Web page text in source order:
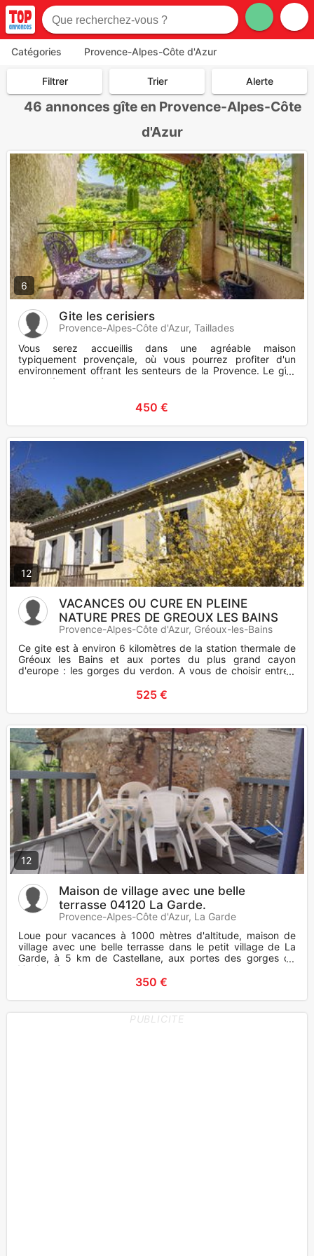
Catégories Provence-Alpes-Côte d'Azur
Filtrer Trier Alerte
46 annonces gîte en Provence-Alpes-Côte
d'Azur
6
Gite les cerisiers
Provence-Alpes-Côte d'Azur, Taillades
Vous serez accueillis dans une agréable maison
typiquement provençale, où vous pourrez profiter d'un
environnement offrant les senteurs de la Provence. Le gîte
est entièrement déco
450 €
12
VACANCES OU CURE EN PLEINE
NATURE PRES DE GREOUX LES BAINS
Provence-Alpes-Côte d'Azur, Gréoux-les-Bains
Ce gite est à environ 6 kilomètres de la station thermale de
Gréoux les Bains et aux portes du plus grand cayon
d'europe : les gorges du verdon. A vous de choisir entre :
525 €
12
Maison de village avec une belle
terrasse 04120 La Garde.
Provence-Alpes-Côte d'Azur, La Garde
Loue pour vacances à 1000 mètres d'altitude, maison de
village avec une belle terrasse dans le petit village de La
Garde, à 5 km de Castellane, aux portes des gorges du
Verdon. 2
350 €
PUBLICITE